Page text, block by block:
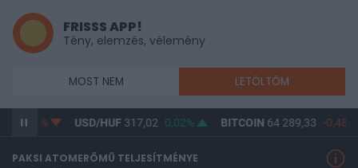
FRISSS APP!
Tény, elemzés, vélemény
MOST NEM LETÖLTÖM
-0,03% USD/HUF317,02 0,02% BITCOIN64 289,33 -0,48%
PAKSI ATOMERŐMŰ TELJESÍTMÉNYE